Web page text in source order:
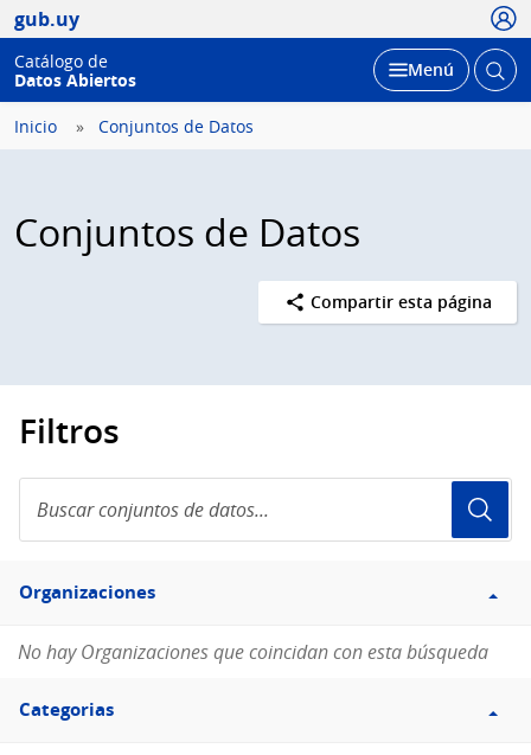
gub.uy
Catálogo de
Datos Abiertos
Desplegar
Menú Abrir
Inicio Conjuntos de Datos
Conjuntos de Datos
Compartir esta página
Filtros
conjuntos
de
Filtro
Organizaciones
Organizaciones
No hay Organizaciones que coincidan con esta búsqueda
Filtro
Categorias
Categorias